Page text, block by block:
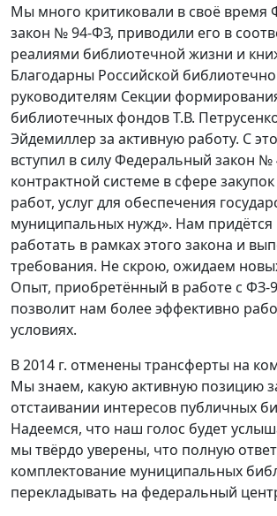
Мы много критиковали в своё время
закон № 94-ФЗ, приводили его в
реалиями библиотечной жизни и
Благодарны Российской
руководителям Секции
библиотечных фондов Т.В.
Эйдемиллер за активную работу. С
вступил в силу Федеральный закон
контрактной системе в сфере
работ, услуг для обеспечения
муниципальных нужд». Нам придётся
работать в рамках этого закона и
требования. Не скрою, ожидаем
Опыт, приобретённый в работе с ФЗ-
позволит нам более эффективно
условиях.
В 2014 г. отменены трансферты на
Мы знаем, какую активную позицию
отстаивании интересов публичных
Надеемся, что наш голос будет
мы твёрдо уверены, что полную
комплектование муниципальных
перекладывать на федеральный